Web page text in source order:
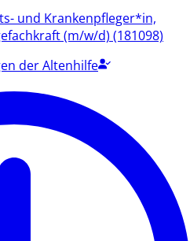
und Krankenpfleger*in,
(m/w/d) (181098)
der Altenhilfe